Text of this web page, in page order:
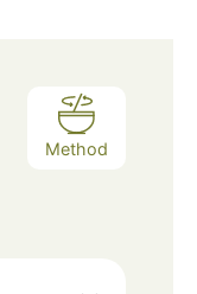
Method